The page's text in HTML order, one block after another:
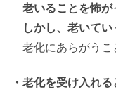
老いることを怖
しかし、老いてい
老化にあらがうこ
・老化を受け入れる